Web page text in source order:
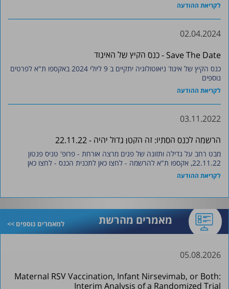
לקריאת ההודעה
02.04.2024
Save The Date - כנס הקיץ של האיגוד
כנס הקיץ של איגוד ניאוטולוגיה יתקיים ב 9 ליולי 2024 באקספו ת"א לפרטים
נוספים
לקריאת ההודעה
03.11.2022
הרשמה לכנס הסתיו: זה הקטן גדול יהיה - 22.11.22
מבט רחב על גדילה ותזונה של פגים מרצה אורחת - פרופ' טניס פנטון
22.11.22, אקספו ת"א להרשמה - לחצו כאן לתכנית הכנס - לחצו כאן
לקריאת ההודעה
מאמרים מהרשת למאמרים נוספים >>
05.08.2026
Maternal RSV Vaccination, Infant Nirsevimab, or Both:
Interim Analysis of a Randomized Trial